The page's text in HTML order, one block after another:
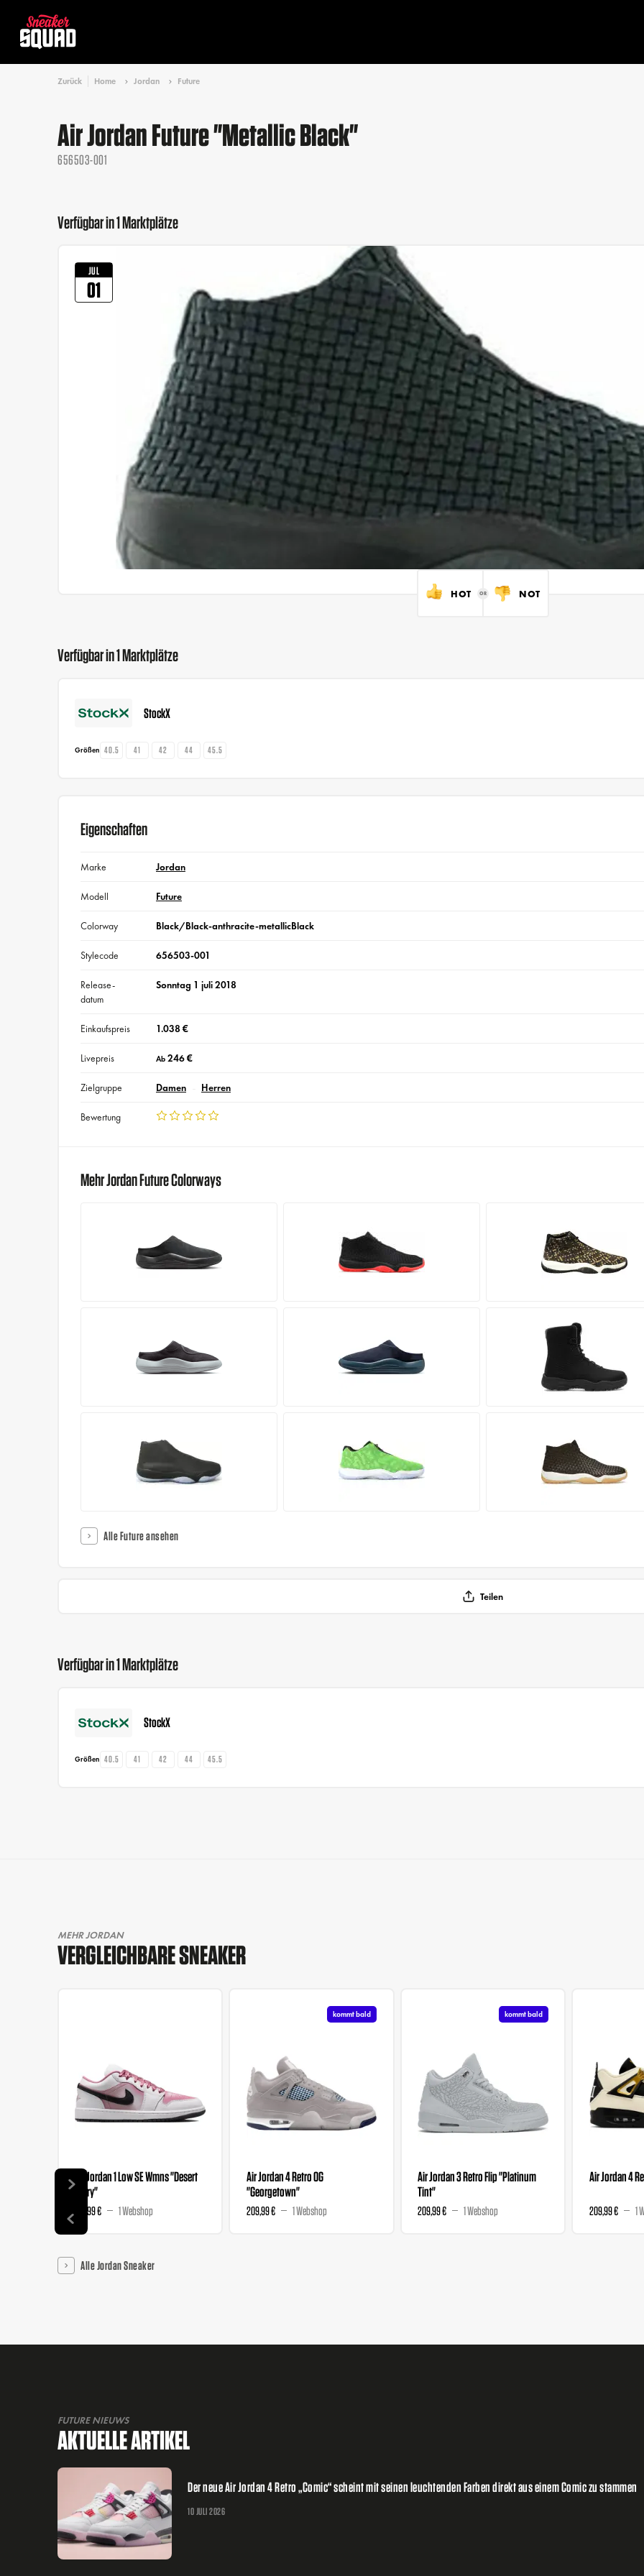
Zurück Home Jordan Future
Air Jordan Future "Metallic Black"
656503-001
Verfügbar in 1 Marktplätze
JUL
01
HOT NOT
Verfügbar in 1 Marktplätze
StockX
Größen 40.5 41 42 44 45.5
Eigenschaften
Marke Jordan
Modell Future
Colorway Black/Black-anthracite-metallicBlack
Stylecode 656503-001
Release-
datum
Sonntag 1 juli 2018
Einkaufspreis 1.038 €
Livepreis Ab246 €
Zielgruppe Damen Herren
Bewertung
Mehr Jordan Future Colorways
Alle Future ansehen
Teilen
Verfügbar in 1 Marktplätze
StockX
Größen 40.5 41 42 44 45.5
MEHR JORDAN
VERGLEICHBARE SNEAKER
Air Jordan 1 Low SE Wmns "Desert
Berry"
139,99 € 1 Webshop
kommt bald
Air Jordan 4 Retro OG
"Georgetown"
209,99 € 1 Webshop
kommt bald
Air Jordan 3 Retro Flip "Platinum
Tint"
209,99 € 1 Webshop
Air Jordan 4
209,99 € 1
Alle Jordan Sneaker
FUTURE NIEUWS
AKTUELLE ARTIKEL
Der neue Air Jordan 4 Retro „Comic“ scheint mit seinen leuchtenden Farben direkt aus einem Comic zu stammen
10 JULI 2026